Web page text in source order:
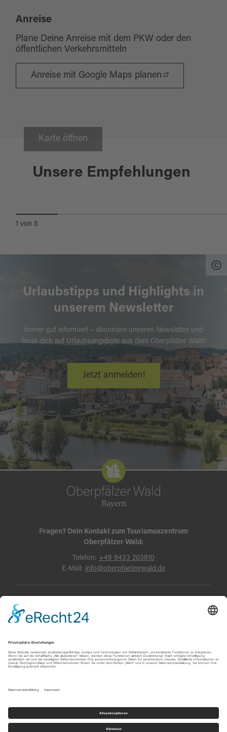
Anreise
Plane Deine Anreise mit dem PKW oder den
öffentlichen Verkehrsmitteln
Anreise mit Google Maps planen
Karte öffnen
Unsere Empfehlungen
Krummennaab
1 von 5
Urlaubstipps und Highlights in
unserem Newsletter
Immer gut informiert – abonniere unseren Newsletter und
freue dich auf Urlaubsangebote aus dem Oberpfälzer Wald!
Jetzt anmelden!
Fragen? Dein Kontakt zum Tourismuszentrum
Oberpfälzer Wald:
Telefon: +49 9433 203810
E-Mail: info@oberpfaelzerwald.de
Datenschutz AGB und Reisebedingungen